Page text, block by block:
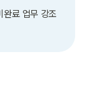
완료 업무 강조